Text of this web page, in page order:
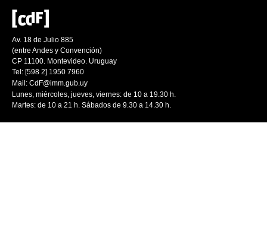
Av. 18 de Julio 885
(entre Andes y Convención)
CP 11100. Montevideo. Uruguay
Tel: [598 2] 1950 7960
Mail: CdF@imm.gub.uy
Lunes, miércoles, jueves, viernes: de 10 a 19.30 h.
Martes: de 10 a 21 h. Sábados de 9.30 a 14.30 h.